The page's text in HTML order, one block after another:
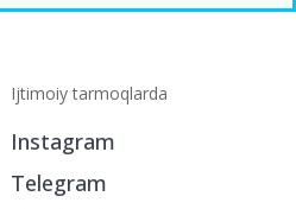
Ijtimoiy tarmoqlarda
Instagram
Telegram